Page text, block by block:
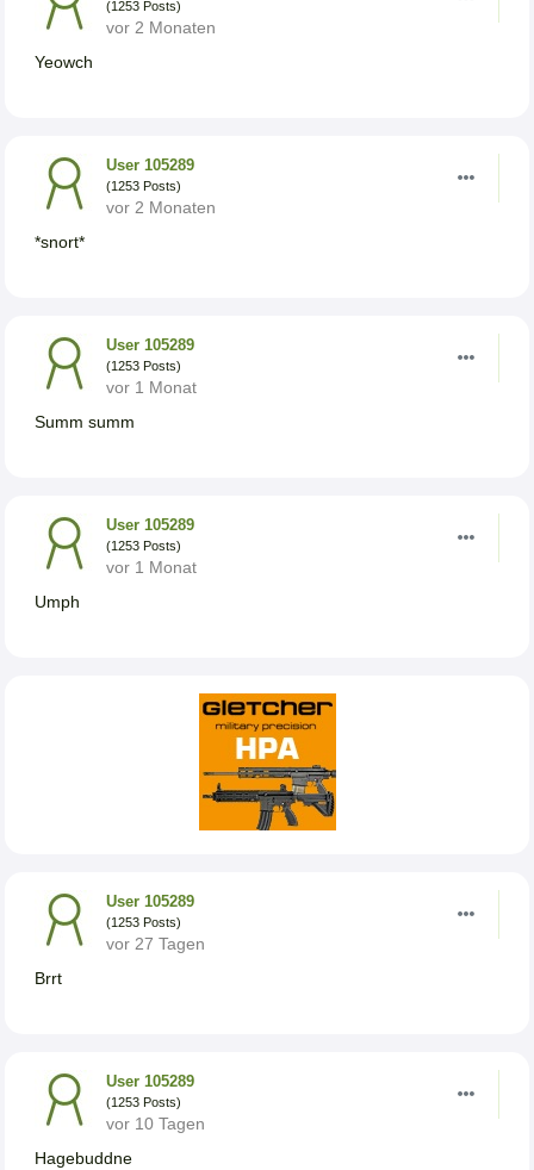
(1253 Posts)
vor 2 Monaten
Yeowch
User 105289
(1253 Posts)
vor 2 Monaten
*snort*
User 105289
(1253 Posts)
vor 1 Monat
Summ summ
User 105289
(1253 Posts)
vor 1 Monat
Umph
User 105289
(1253 Posts)
vor 27 Tagen
Brrt
User 105289
(1253 Posts)
vor 10 Tagen
Hagebuddne